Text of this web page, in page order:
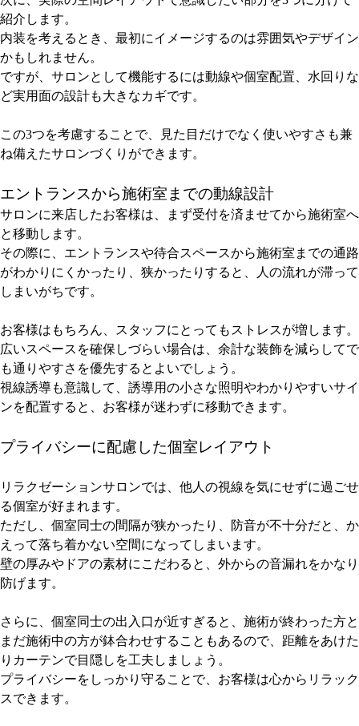
紹介します。
内装を考えるとき、最初にイメージするのは雰囲気やデザイン
かもしれません。
ですが、サロンとして機能するには動線や個室配置、水回りな
ど実用面の設計も大きなカギです。
この3つを考慮することで、見た目だけでなく使いやすさも兼
ね備えたサロンづくりができます。
エントランスから施術室までの動線設計
サロンに来店したお客様は、まず受付を済ませてから施術室へ
と移動します。
その際に、エントランスや待合スペースから施術室までの通路
がわかりにくかったり、狭かったりすると、人の流れが滞って
しまいがちです。
お客様はもちろん、スタッフにとってもストレスが増します。
広いスペースを確保しづらい場合は、余計な装飾を減らしてで
も通りやすさを優先するとよいでしょう。
視線誘導も意識して、誘導用の小さな照明やわかりやすいサイ
ンを配置すると、お客様が迷わずに移動できます。
プライバシーに配慮した個室レイアウト
リラクゼーションサロンでは、他人の視線を気にせずに過ごせ
る個室が好まれます。
ただし、個室同士の間隔が狭かったり、防音が不十分だと、か
えって落ち着かない空間になってしまいます。
壁の厚みやドアの素材にこだわると、外からの音漏れをかなり
防げます。
さらに、個室同士の出入口が近すぎると、施術が終わった方と
まだ施術中の方が鉢合わせすることもあるので、距離をあけた
りカーテンで目隠しを工夫しましょう。
プライバシーをしっかり守ることで、お客様は心からリラック
スできます。